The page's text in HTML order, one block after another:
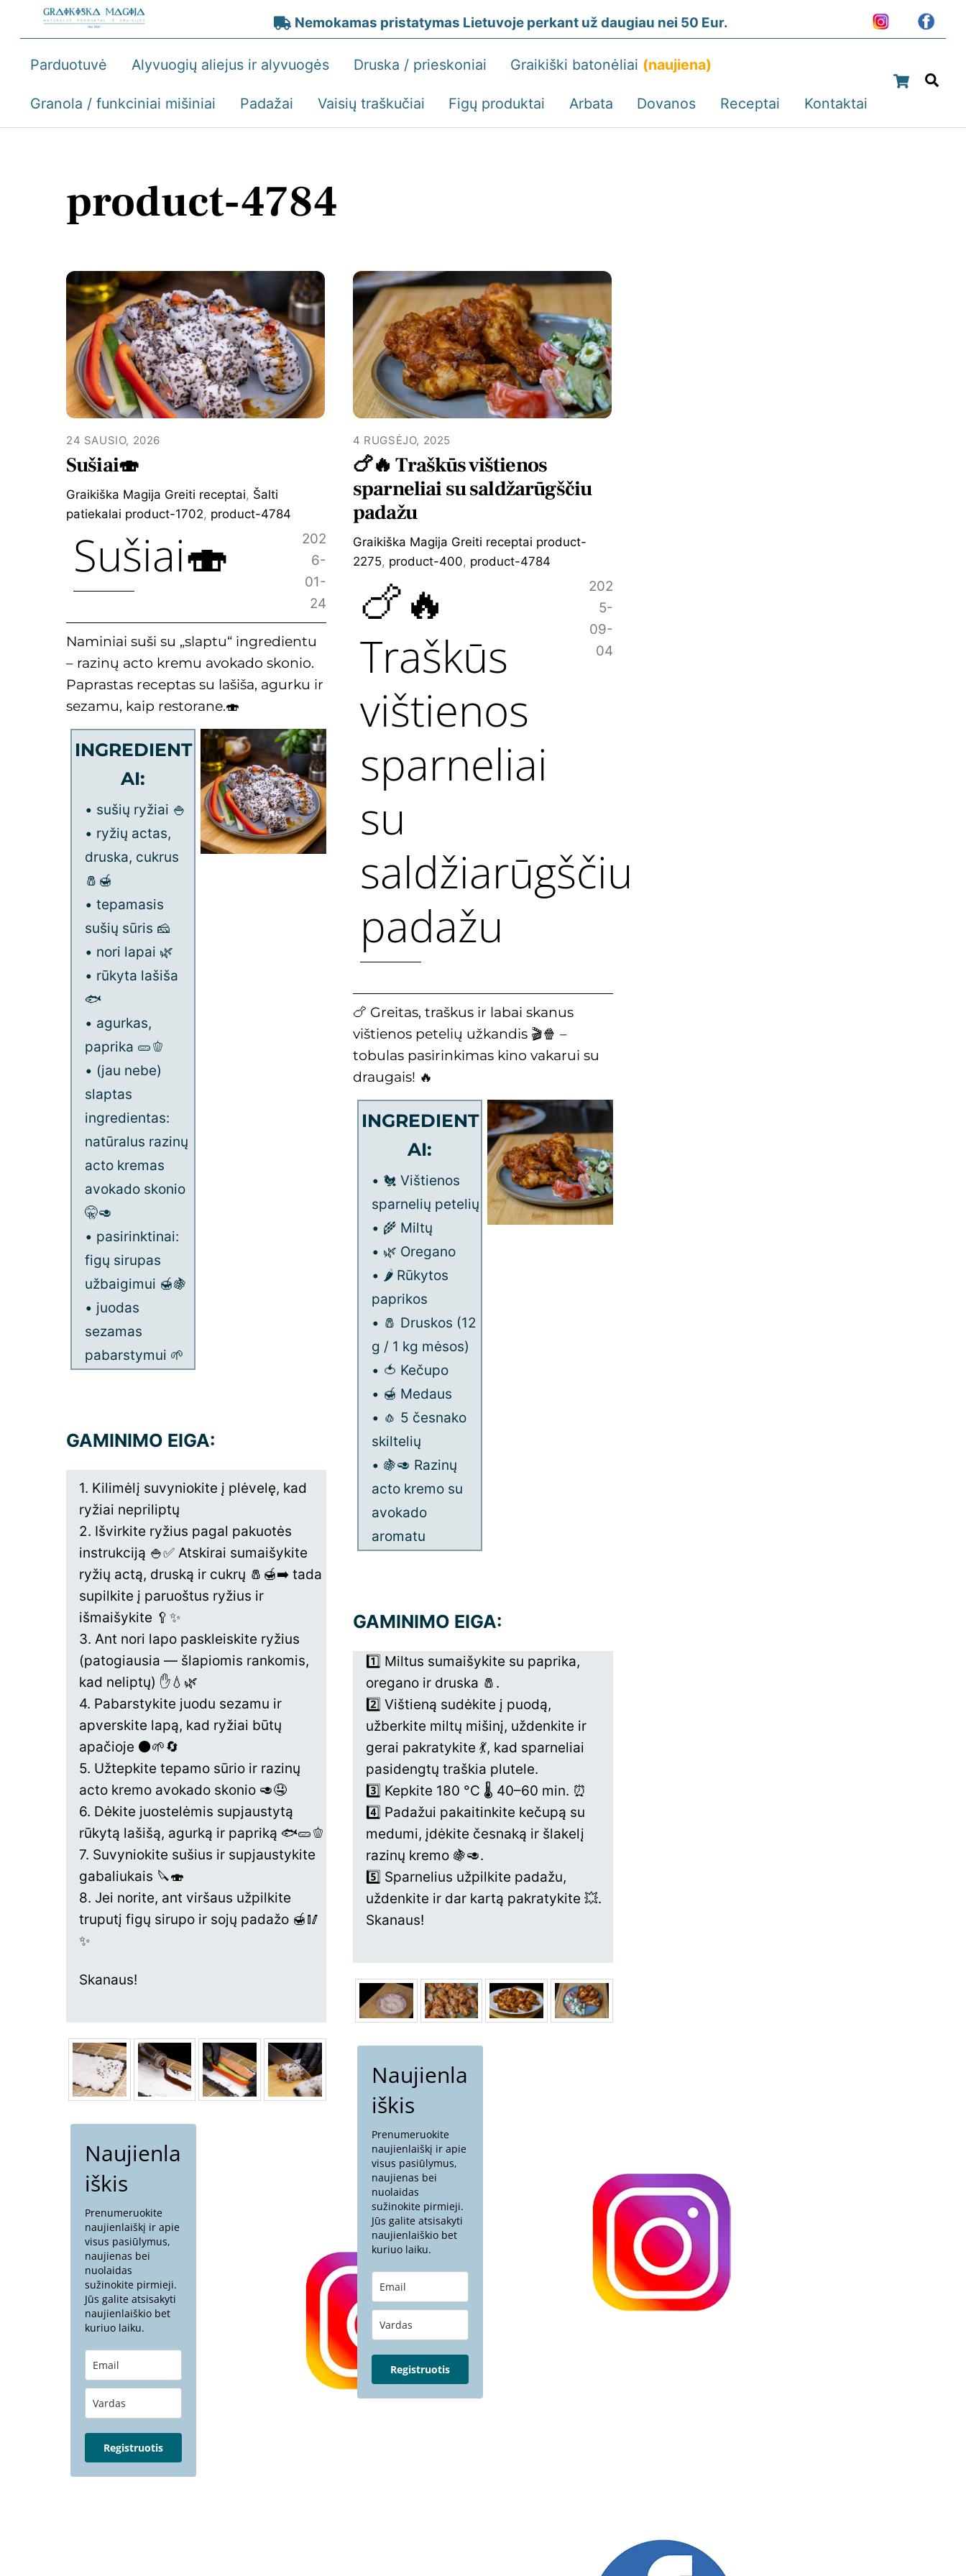
Nemokamas pristatymas Lietuvoje perkant už daugiau nei 50 Eur.
Cart
Parduotuvė Alyvuogių aliejus ir alyvuogės Druska / prieskoniai Graikiški batonėliai (naujiena)
Granola / funkciniai mišiniai Padažai Vaisių traškučiai Figų produktai Arbata Dovanos Receptai Kontaktai
product-4784
24 SAUSIO, 2026
Sušiai🍣
Graikiška Magija Greiti receptai, Šalti
patiekalai product-1702, product-4784
Sušiai🍣
202
6-
01-
24
Naminiai suši su „slaptu“ ingredientu
– razinų acto kremu avokado skonio.
Paprastas receptas su lašiša, agurku ir
sezamu, kaip restorane.🍣
INGREDIENT
AI:
• sušių ryžiai 🍚
• ryžių actas,
druska, cukrus
🧂🍯
• tepamasis
sušių sūris 🧀
• nori lapai 🌿
• rūkyta lašiša
🐟
• agurkas,
paprika 🥒🫑
• (jau nebe)
slaptas
ingredientas:
natūralus razinų
acto kremas
avokado skonio
🤫🥑
• pasirinktinai:
figų sirupas
užbaigimui 🍯🍇
• juodas
sezamas
pabarstymui 🌱
GAMINIMO EIGA:
1. Kilimėlį suvyniokite į plėvelę, kad
ryžiai nepriliptų
2. Išvirkite ryžius pagal pakuotės
instrukciją 🍚✅ Atskirai sumaišykite
ryžių actą, druską ir cukrų 🧂🍯➡️ tada
supilkite į paruoštus ryžius ir
išmaišykite 🥄✨
3. Ant nori lapo paskleiskite ryžius
(patogiausia — šlapiomis rankomis,
kad neliptų) ✋💧🌿
4. Pabarstykite juodu sezamu ir
apverskite lapą, kad ryžiai būtų
apačioje ⚫️🌱🔄
5. Užtepkite tepamo sūrio ir razinų
acto kremo avokado skonio 🥑🤤
6. Dėkite juostelėmis supjaustytą
rūkytą lašišą, agurką ir papriką 🐟🥒🫑
7. Suvyniokite sušius ir supjaustykite
gabaliukais 🔪🍣
8. Jei norite, ant viršaus užpilkite
truputį figų sirupo ir sojų padažo 🍯🥢
✨
Skanaus!
Naujienla
iškis
Prenumeruokite
naujienlaiškį ir apie
visus pasiūlymus,
naujienas bei
nuolaidas
sužinokite pirmieji.
Jūs galite atsisakyti
naujienlaiškio bet
kuriuo laiku.
Registruotis
4 RUGSĖJO, 2025
🍗🔥 Traškūs vištienos
sparneliai su saldžarūgščiu
padažu
Graikiška Magija Greiti receptai product-
2275, product-400, product-4784
🍗🔥
Traškūs
vištienos
sparneliai
su
saldžiarūgščiu
padažu
202
5-
09-
04
🍗 Greitas, traškus ir labai skanus
vištienos petelių užkandis 🎬🍿 –
tobulas pasirinkimas kino vakarui su
draugais! 🔥
INGREDIENT
AI:
• 🐔 Vištienos
sparnelių petelių
• 🌾 Miltų
• 🌿 Oregano
• 🌶️ Rūkytos
paprikos
• 🧂 Druskos (12
g / 1 kg mėsos)
• 🍅 Kečupo
• 🍯 Medaus
• 🧄 5 česnako
skiltelių
• 🍇🥑 Razinų
acto kremo su
avokado
aromatu
GAMINIMO EIGA:
1️⃣ Miltus sumaišykite su paprika,
oregano ir druska 🧂.
2️⃣ Vištieną sudėkite į puodą,
užberkite miltų mišinį, uždenkite ir
gerai pakratykite 💃, kad sparneliai
pasidengtų traškia plutele.
3️⃣ Kepkite 180 °C 🌡️ 40–60 min. ⏰
4️⃣ Padažui pakaitinkite kečupą su
medumi, įdėkite česnaką ir šlakelį
razinų kremo 🍇🥑.
5️⃣ Sparnelius užpilkite padažu,
uždenkite ir dar kartą pakratykite 💥.
Skanaus!
Naujienla
iškis
Prenumeruokite
naujienlaiškį ir apie
visus pasiūlymus,
naujienas bei
nuolaidas
sužinokite pirmieji.
Jūs galite atsisakyti
naujienlaiškio bet
kuriuo laiku.
Registruotis